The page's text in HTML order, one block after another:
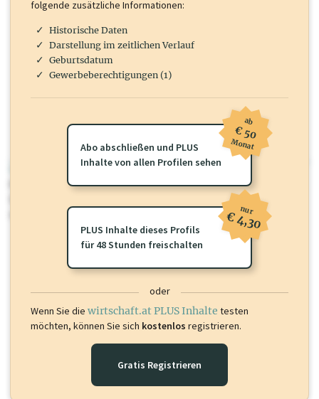
wirtschaft.at PLUS
Für dieses Profil gibt es zusätzlichewirtschaft.at PLUS Inhalte
Sie momentan nicht einsehen können. Schalten Sie dieses Profil frei
oder loggen Sie sich ein um diese Inhalte zu sehen.
folgende zusätzliche Informationen:
Historische Daten
Darstellung im zeitlichen Verlauf
Geburtsdatum
Gewerbeberechtigungen (1)
Abo abschließen und PLUS
Inhalte von allen Profilen sehen
ab
€ 50
Monat
PLUS Inhalte dieses Profils
für 48 Stunden freischalten
nur
€ 4,30
oder
Wenn Sie die wirtschaft.at PLUS Inhalte testen
möchten, können Sie sich kostenlos registrieren.
Gratis Registrieren